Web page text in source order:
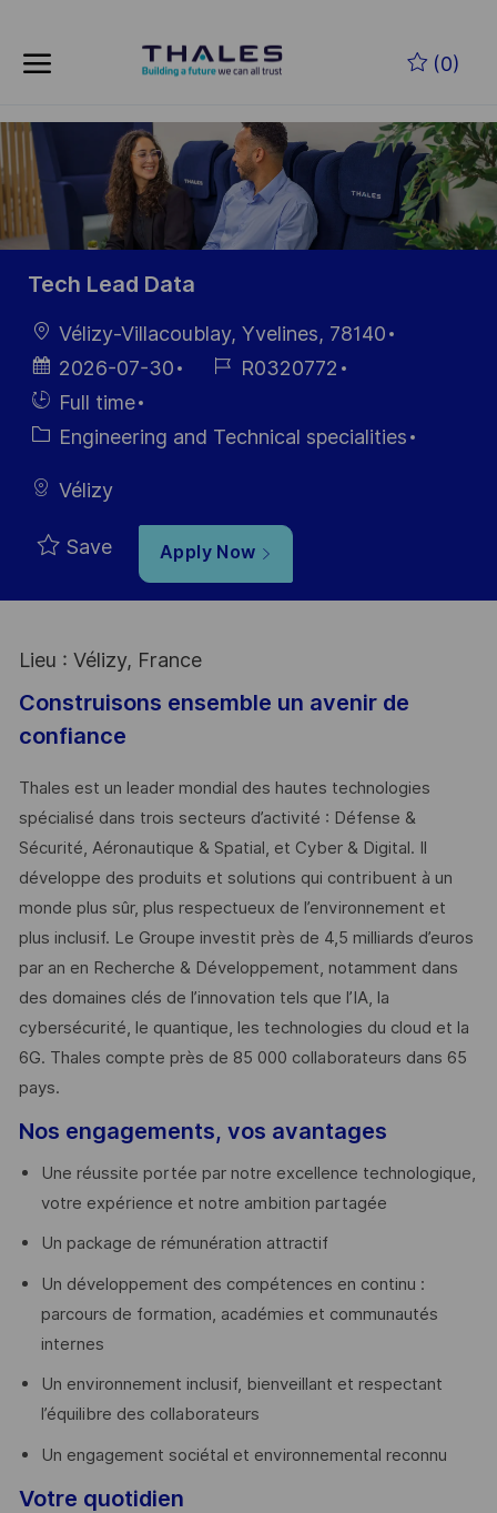
(0)
-
Tech Lead Data
LocationVélizy-Villacoublay, Yvelines, 78140
Posted
Date
2026-07-30
Job R0320772
Hiring
Type
Full time
CategoryEngineering and Technical specialities
Vélizy
Save Apply Now
Lieu : Vélizy, France
Construisons ensemble un avenir de
confiance
Thales est un leader mondial des hautes technologies
spécialisé dans trois secteurs d’activité : Défense &
Sécurité, Aéronautique & Spatial, et Cyber & Digital. Il
développe des produits et solutions qui contribuent à un
monde plus sûr, plus respectueux de l’environnement et
plus inclusif. Le Groupe investit près de 4,5 milliards d’euros
par an en Recherche & Développement, notamment dans
des domaines clés de l’innovation tels que l’IA, la
cybersécurité, le quantique, les technologies du cloud et la
6G. Thales compte près de 85 000 collaborateurs dans 65
pays. ​
Nos engagements, vos avantages
Une réussite portée par notre excellence technologique,
votre expérience et notre ambition partagée
Un package de rémunération attractif
Un développement des compétences en continu :
parcours de formation, académies et communautés
internes
Un environnement inclusif, bienveillant et respectant
l’équilibre des collaborateurs
Un engagement sociétal et environnemental reconnu
Votre quotidien